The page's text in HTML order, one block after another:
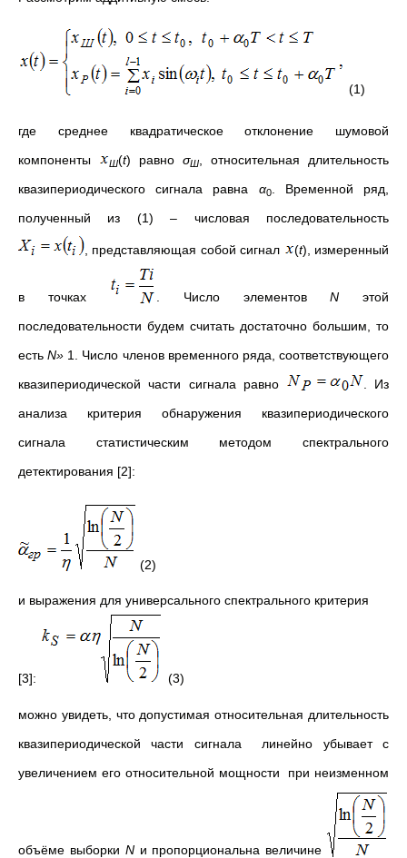
(1)
где среднее квадратическое отклонение шумовой
компоненты
Ш(t) равно σШ
, относительная длительность
квазипериодического сигнала равна α0. Временной ряд,
полученный из (1) – числовая последовательность
, представляющая собой сигнал (t), измеренный
в точках . Число элементовN этой
последовательности будем считать достаточно большим, то
естьN» 1. Число членов временного ряда, соответствующего
квазипериодической части сигнала равно
. Из
анализа критерия обнаружения квазипериодического
сигнала статистическим методом спектрального
детектирования [2]:
(2)
и выражения для универсального спектрального критерия
[3]: (3)
можно увидеть, что допустимая относительная длительность
квазипериодической части сигнала линейно убывает с
увеличением его относительной мощности при неизменном
объёме выборки Nи пропорциональна величине